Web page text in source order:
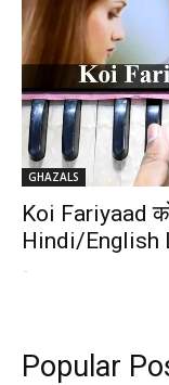
GHAZALS
Koi Fariyaad
Hindi/English
-
Popular